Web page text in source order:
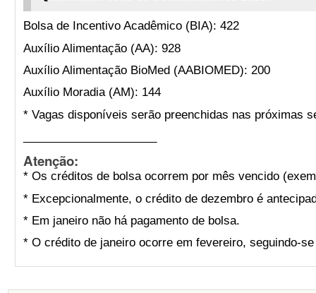
Bolsa de Incentivo Acadêmico (BIA): 422
Auxílio Alimentação (AA): 928
Auxílio Alimentação BioMed (AABIOMED): 200
Auxílio Moradia (AM): 144
* Vagas disponíveis serão preenchidas nas próximas
Atenção:
* Os créditos de bolsa ocorrem por mês vencido
* Excepcionalmente, o crédito de dezembro é
* Em janeiro não há pagamento de bolsa.
* O crédito de janeiro ocorre em fevereiro, seguindo-